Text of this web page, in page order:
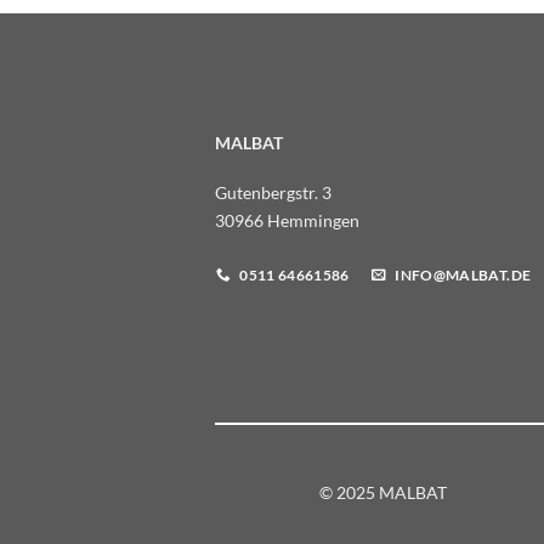
MALBAT
Gutenbergstr. 3
30966 Hemmingen
0511 64661586 INFO@MALBAT.DE
© 2025 MALBAT